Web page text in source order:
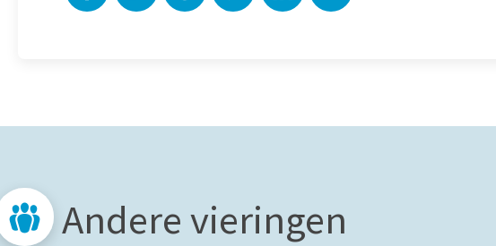
Andere vieringen